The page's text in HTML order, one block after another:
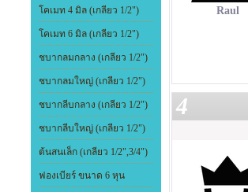
โคเมท 4 มิล (เกลียว 1/2")
โคเมท 6 มิล (เกลียว 1/2")
ชบากลมกลาง (เกลียว 1/2")
ชบากลมใหญ่ (เกลียว 1/2")
ชบากลีบกลาง (เกลียว 1/2")
ชบากลีบใหญ่ (เกลียว 1/2")
ต้นสนเล็ก (เกลียว 1/2",3/4")
ฟองเบียร์ ขนาด 6 หุน
Raul
4